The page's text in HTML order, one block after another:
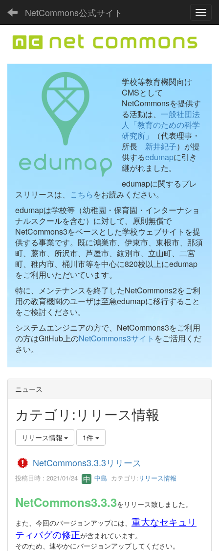
NetCommons公式サイト
学校等教育機関向け
CMSとして
NetCommonsを提供す
る活動は、 一般社団法
人「教育のための科学
研究所」
（代表理事・
所長 新井紀子）が提
供するedumapに引き
継がれました。
edumapに関するプレ
スリリースは、 こちらをお読みください。
edumapは学校等（幼稚園・保育園・インターナショ
ナルスクールを含む）に対して、原則無償で
NetCommons3をベースとした学校ウェブサイトを提
供する事業です。既に鴻巣市、伊東市、東根市、那須
町、蕨市、所沢市、芦屋市、紋別市、立山町、二宮
町、稚内市、桶川市等を中心に820校以上にedumap
をご利用いただいています。
特に、メンテナンスを終了したNetCommons2をご利
用の教育機関のユーザは至急edumapに移行すること
をご検討ください。
システムエンジニアの方で、NetCommons3をご利用
の方はGitHub上のNetCommons3サイト をご活用くだ
さい。
ニュース
カテゴリ:リリース情報
リリース情報 1件
NetCommons3.3.3リリース
投稿日時 : 2021/01/24 中島 カテゴリ: リリース情報
NetCommons3.3.3をリリース致しました。
また、今回のバージョンアップには、 重大なセキュリ
ティバグの修正が含まれています。
そのため、速やかにバージョンアップしてください。